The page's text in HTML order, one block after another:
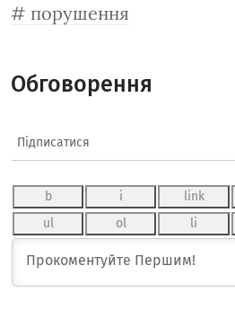
порушення
Обговорення
Підписатися